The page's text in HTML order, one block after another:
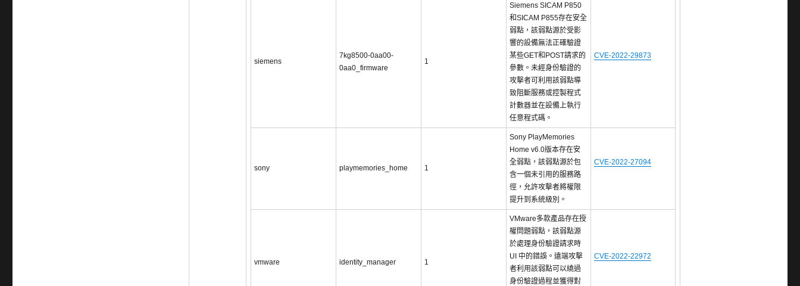
siemens
7kg8500-0aa00-
0aa0_firmware
1
Siemens SICAM P850
和SICAM P855存在安全
弱點，該弱點源於受影
響的設備無法正確驗證
某些GET和POST請求的
參數。未經身份驗證的
攻擊者可利用該弱點導
致阻斷服務或控製程式
計數器並在設備上執行
任意程式碼。
CVE-2022-29873
sony playmemories_home 1
Sony PlayMemories
Home v6.0版本存在安
全弱點，該弱點源於包
含一個未引用的服務路
徑，允許攻擊者將權限
提升到系統級別。
CVE-2022-27094
vmware identity_manager 1
VMware多款產品存在授
權問題弱點，該弱點源
於處理身份驗證請求時
UI 中的錯誤。遠端攻擊
者利用該弱點可以繞過
身份驗證過程並獲得對
CVE-2022-22972